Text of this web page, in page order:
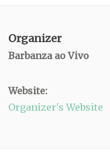
Organizer
Barbanza ao Vivo
Website:
Organizer's Website